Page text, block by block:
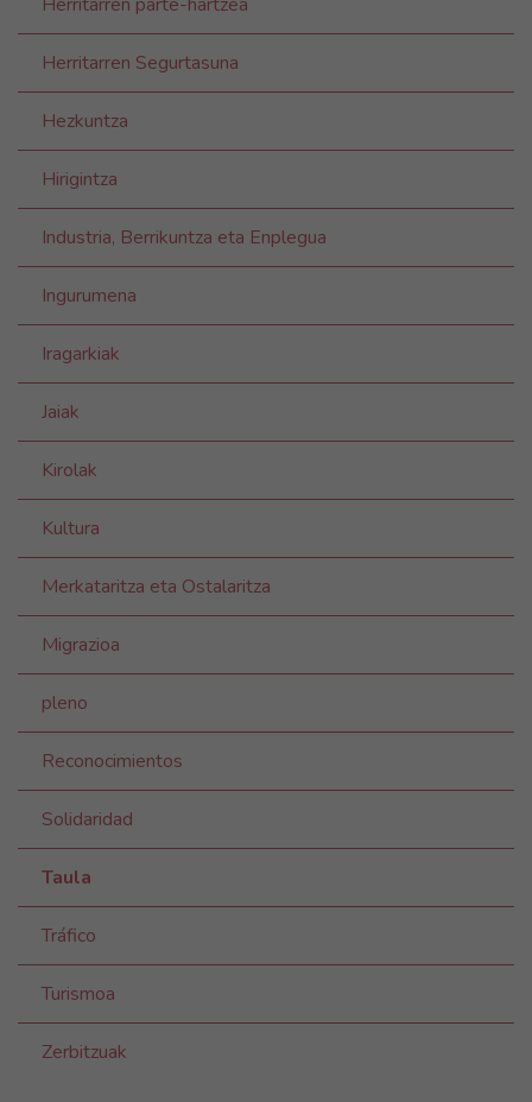
Herritarren Segurtasuna
Hezkuntza
Hirigintza
Industria, Berrikuntza eta Enplegua
Ingurumena
Iragarkiak
Jaiak
Kirolak
Kultura
Merkataritza eta Ostalaritza
Migrazioa
pleno
Reconocimientos
Solidaridad
Taula
Tráfico
Turismoa
Zerbitzuak